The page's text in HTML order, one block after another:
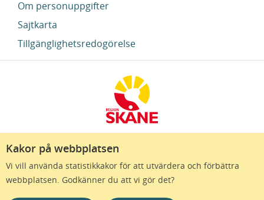
Kakor på webbplatsen
Vi vill använda statistikkakor för att utvärdera och förbättra
webbplatsen. Godkänner du att vi gör det?
Om personuppgifter
Sajtkarta
Tillgänglighetsredogörelse
Region Skåne finns till för att alla som bor i Skåne
ska må bra och känna framtidstro. Genom
gränslösa samarbeten och omtanke skapas de